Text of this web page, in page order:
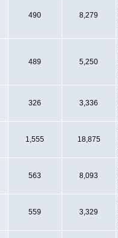
490 8,279
489 5,250
326 3,336
1,555 18,875
563 8,093
559 3,329